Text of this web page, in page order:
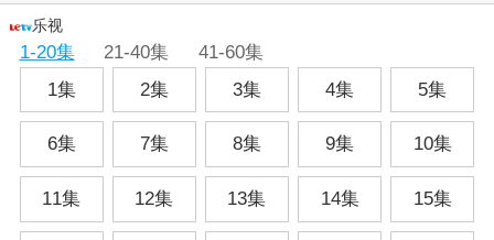
乐视
1-20集 21-40集
41-60集
1集
2集 3集 4集 5集
6集 7集 8集 9集 10集
11集 12集 13集 14集 15集